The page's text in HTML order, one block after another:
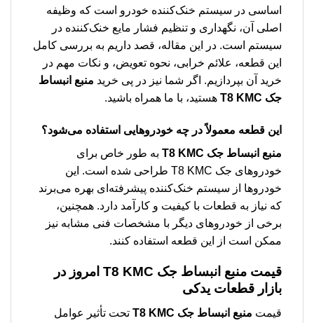
اساسی در سیستم خنک‌کننده خودرو است که وظیفه
اصلی آن، نگهداری و تنظیم فشار مایع خنک‌کننده در
سیستم است. در این مقاله، قصد داریم به بررسی کامل
این قطعه، علائم خرابی، نحوه تعویض، و نکات مهم در
خرید آن بپردازیم. اگر شما نیز در پی خرید منبع انبساط
جک T8 KMC
هستید، با ما همراه باشید.
این قطعه معمولاً در چه خودروهایی استفاده می‌شود؟
منبع انبساط جک T8 KMC
به طور خاص برای
خودروهای جک T8 KMC طراحی شده است. این
خودروها از سیستم خنک‌کننده پیشرفته‌ای بهره می‌برند
که نیاز به قطعات با کیفیت و کارآمد دارد. همچنین،
برخی از خودروهای دیگر با مشخصات فنی مشابه نیز
ممکن است از این قطعه استفاده کنند.
قیمت منبع انبساط جک T8 KMC
امروز در
بازار قطعات یدکی
قیمت منبع انبساط جک T8 KMC
تحت تأثیر عوامل